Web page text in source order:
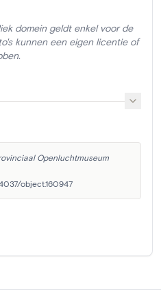
domein geldt enkel voor de
kunnen een eigen licentie of
Openluchtmuseum
object.160947